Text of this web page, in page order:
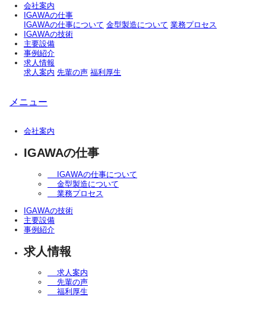
会社案内
IGAWAの仕事
IGAWAの仕事について 金型製造について 業務プロセス
IGAWAの技術
主要設備
事例紹介
求人情報
求人案内 先輩の声 福利厚生
メニュー
会社案内
IGAWAの仕事
IGAWAの仕事について
金型製造について
業務プロセス
IGAWAの技術
主要設備
事例紹介
求人情報
求人案内
先輩の声
福利厚生